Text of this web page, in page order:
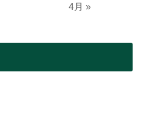
4月 »